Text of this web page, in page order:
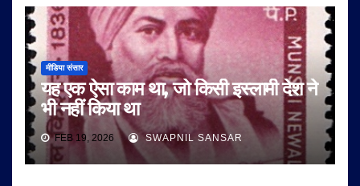
मीडिया संसार
यह एक ऐसा काम था, जो किसी इस्लामी देश ने
भी नहीं किया था
FEB 19, 2026 SWAPNIL SANSAR